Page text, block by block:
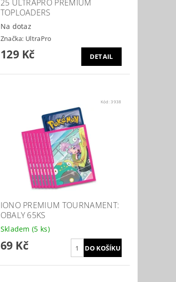
25 ULTRAPRO PREMIUM
TOPLOADERS
Na dotaz
Značka: UltraPro
129 Kč DETAIL
Kód:3938
IONO PREMIUM TOURNAMENT:
OBALY 65KS
Skladem(5 ks)
69 Kč